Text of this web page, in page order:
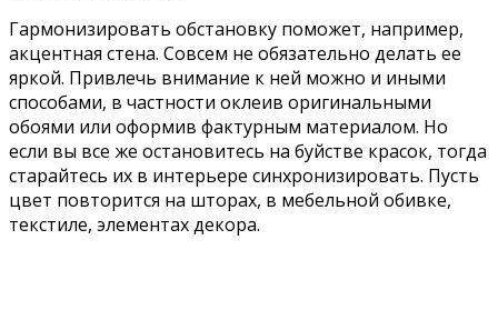
Гармонизировать обстановку поможет, например,
акцентная стена. Совсем не обязательно делать ее
яркой. Привлечь внимание к ней можно и иными
способами, в частности оклеив оригинальными
обоями или оформив фактурным материалом. Но
если вы все же остановитесь на буйстве красок, тогда
старайтесь их в интерьере синхронизировать. Пусть
цвет повторится на шторах, в мебельной обивке,
текстиле, элементах декора.